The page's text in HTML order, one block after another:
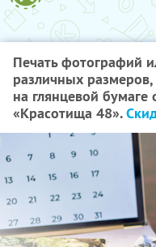
Печать фотографий
различных
на глянцевой бумаге
«Красотища 48».